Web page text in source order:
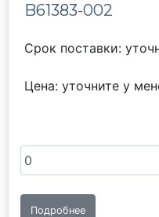
B61383-002
Срок поставки:
Цена: уточните у
Подробнее